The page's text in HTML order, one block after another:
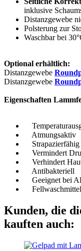
inklusive
Distanzgewebe
Polsterung zur
Waschbar bei
Optional erhältlich:
Distanzgewebe
Distanzgewebe
Eigenschaften
Atmungsaktiv
Strapazierfähig
Vermindert
Verhindert
Antibakteriell
Geeignet bei
Fellwaschmittel
Kunden, die
kauften auch: